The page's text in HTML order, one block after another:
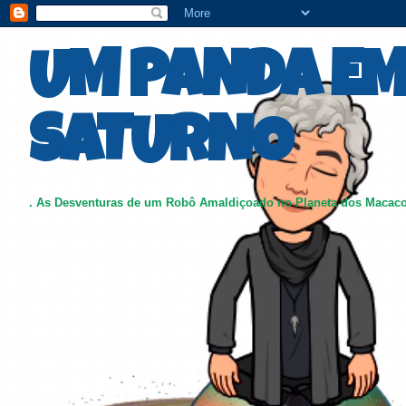
UM PANDA
SATURNO
. As Desventuras de um Robô Amaldiçoado no Planeta dos